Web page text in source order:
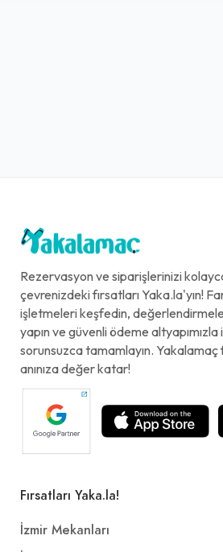
Rezervasyon ve siparişlerinizi
çevrenizdeki fırsatları Yaka.la'yın!
işletmeleri keşfedin,
yapın ve güvenli ödeme
sorunsuzca tamamlayın. Yakalamaç
anınıza değer katar!
Fırsatları Yaka.la!
İzmir Mekanları